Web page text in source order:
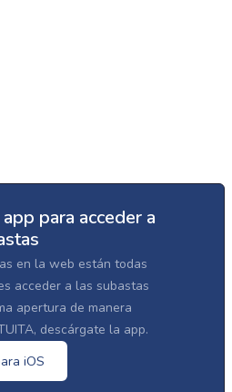
para acceder a
en la web están todas
acceder a las subastas
apertura de manera
descárgate la app.
iOS